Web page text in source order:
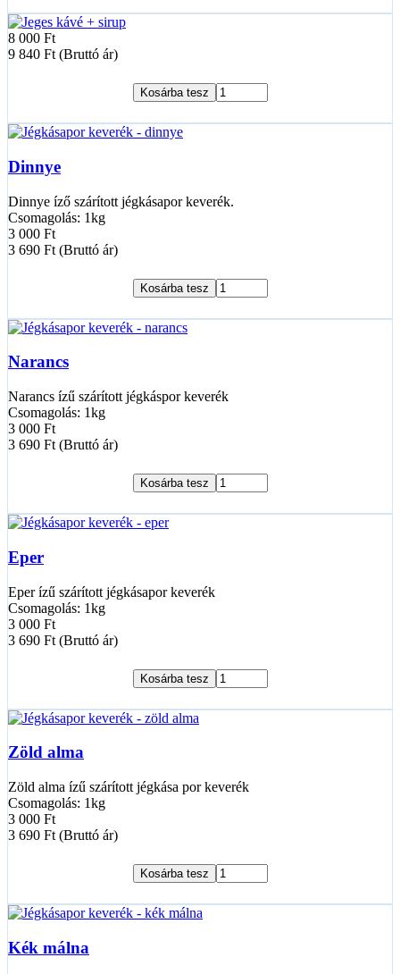
8 000 Ft
9 840 Ft (Bruttó ár)
Kosárba tesz
Dinnye
Dinnye íző szárított jégkásapor keverék.
Csomagolás: 1kg
3 000 Ft
3 690 Ft (Bruttó ár)
Kosárba tesz
Narancs
Narancs ízű szárított jégkáspor keverék
Csomagolás: 1kg
3 000 Ft
3 690 Ft (Bruttó ár)
Kosárba tesz
Eper
Eper ízű szárított jégkásapor keverék
Csomagolás: 1kg
3 000 Ft
3 690 Ft (Bruttó ár)
Kosárba tesz
Zöld alma
Zöld alma ízű szárított jégkása por keverék
Csomagolás: 1kg
3 000 Ft
3 690 Ft (Bruttó ár)
Kosárba tesz
Kék málna